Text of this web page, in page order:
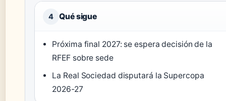
4 Qué sigue
Próxima final 2027: se espera decisión de la
RFEF sobre sede
La Real Sociedad disputará la Supercopa
2026-27